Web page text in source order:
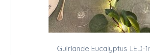
Guirlande Eucalyptus LED-